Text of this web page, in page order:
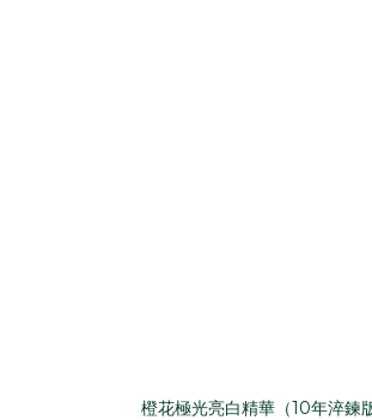
橙花極光亮白精華（10年淬鍊版